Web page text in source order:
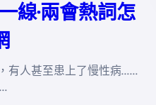
線·兩會熱詞怎
有人甚至患上了慢性病……